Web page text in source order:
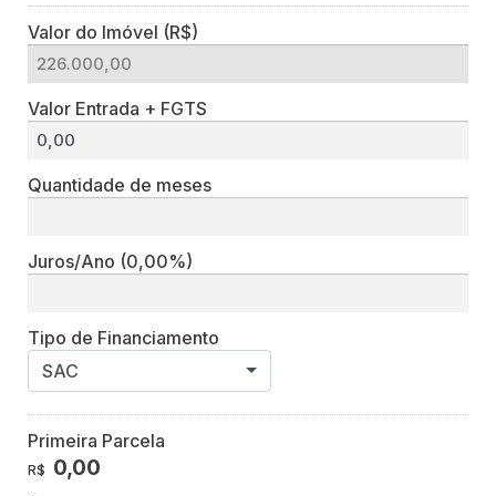
Valor do Imóvel (R$)
Valor Entrada + FGTS
Quantidade de meses
Juros/Ano (0,00%)
Tipo de Financiamento
SAC
Primeira Parcela
R$ 0,00